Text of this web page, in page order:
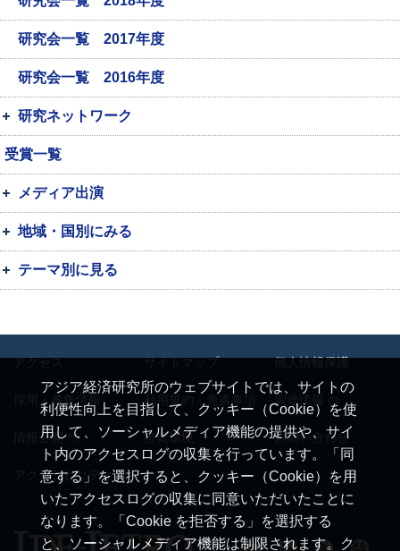
研究会一覧 2017年度
研究会一覧 2016年度
研究ネットワーク
受賞一覧
メディア出演
地域・国別にみる
テーマ別に見る
アジア経済研究所のウェブサイトでは、サイトの
利便性向上を目指して、クッキー（Cookie）を使
用して、ソーシャルメディア機能の提供や、サイ
ト内のアクセスログの収集を行っています。「同
意する」を選択すると、クッキー（Cookie）を用
いたアクセスログの収集に同意いただいたことに
なります。「Cookie を拒否する」を選択する
と、ソーシャルメディア機能は制限されます。ク
アクセス サイトマップ 個人情報保護
採用・募集情報 利用規約・免責事項
情報公開 推奨環境 お問い合わせ
アクセシビリティ